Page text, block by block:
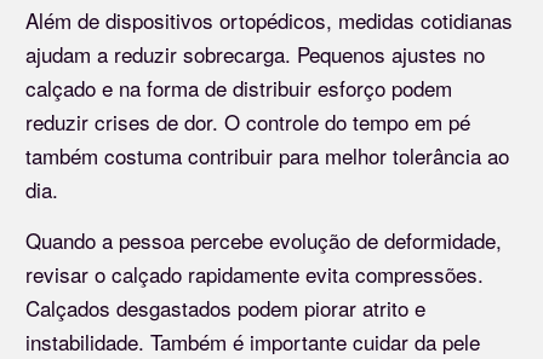
Além de dispositivos ortopédicos, medidas cotidianas
ajudam a reduzir sobrecarga. Pequenos ajustes no
calçado e na forma de distribuir esforço podem
reduzir crises de dor. O controle do tempo em pé
também costuma contribuir para melhor tolerância ao
dia.
Quando a pessoa percebe evolução de deformidade,
revisar o calçado rapidamente evita compressões.
Calçados desgastados podem piorar atrito e
instabilidade. Também é importante cuidar da pele